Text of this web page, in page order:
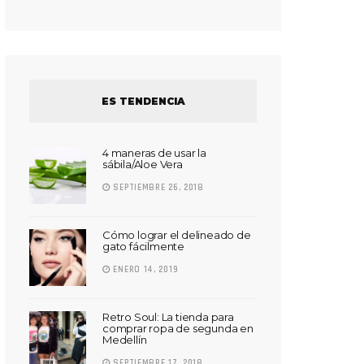
ES TENDENCIA
4 maneras de usar la
sábila/Aloe Vera
SEPTIEMBRE 26, 2018
Cómo lograr el delineado de
gato fácilmente
ENERO 14, 2019
Retro Soul: La tienda para
comprar ropa de segunda en
Medellín